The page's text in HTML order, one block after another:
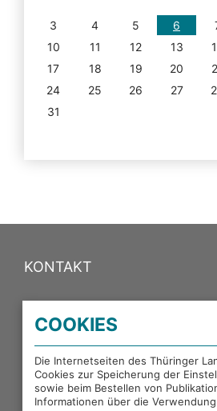
3
4 5 6
10
11 12 13
17
18 19 20
24
25 26 27
31
KONTAKT
PORTALE DES THÜRINGER
EXTERNE LINKS
COOKIES
Die Internetseiten des Thüringer
Cookies zur Speicherung der
sowie beim Bestellen von
Informationen über die